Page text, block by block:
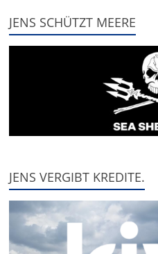
JENS SCHÜTZT MEERE
JENS VERGIBT KREDITE.